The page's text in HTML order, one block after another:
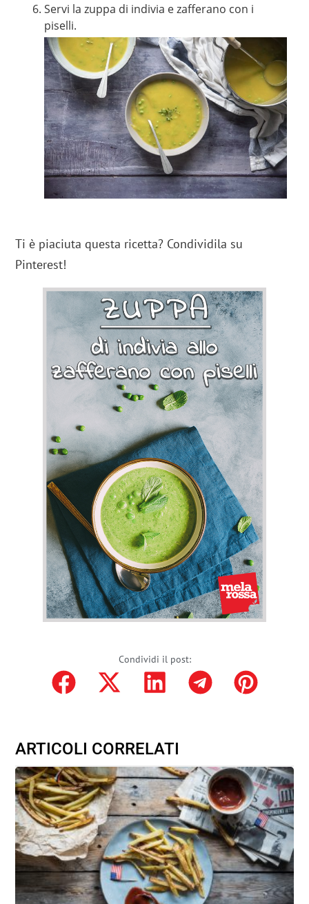
Servi la zuppa di indivia e zafferano con i
piselli.
Ti è piaciuta questa ricetta? Condividila su
Pinterest!
Condividi il post:
ARTICOLI CORRELATI